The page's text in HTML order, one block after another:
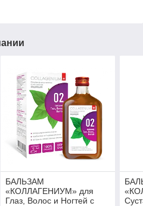
БАЛЬЗАМ
«КОЛЛАГЕНИУМ» для
Глаз, Волос и Ногтей с